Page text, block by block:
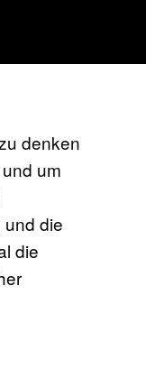
denken
um
die
die